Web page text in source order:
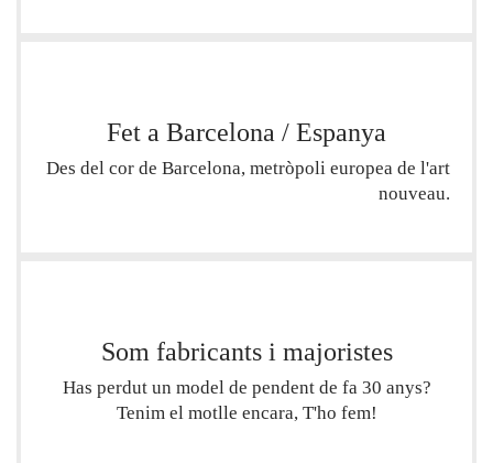
Fet a Barcelona / Espanya
Des del cor de Barcelona, ​​metròpoli europea de l'art
nouveau.
Som fabricants i majoristes
Has perdut un model de pendent de fa 30 anys?
Tenim el motlle encara, T'ho fem!